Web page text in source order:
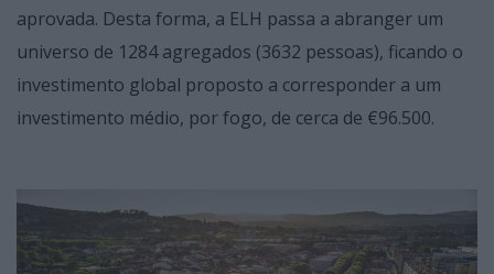
aprovada. Desta forma, a ELH passa a abranger um
universo de 1284 agregados (3632 pessoas), ficando o
investimento global proposto a corresponder a um
investimento médio, por fogo, de cerca de €96.500.